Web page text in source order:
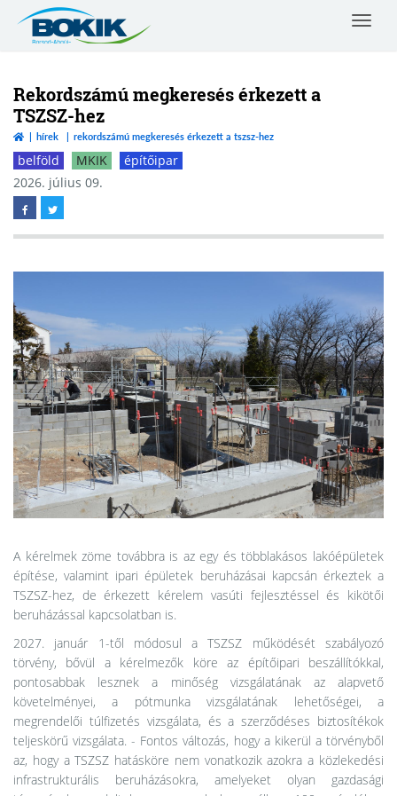
Zemplén
Vármegyei
Kereskedelmi
és
Iparkamara
Toggle
Rekordszámú megkeresés érkezett a
TSZSZ-hez
hírek rekordszámú megkeresés érkezett a tszsz-hez
belföld MKIK
építőipar
2026. július 09.
A kérelmek zöme továbbra is az egy és többlakásos lakóépületek
építése, valamint ipari épületek beruházásai kapcsán érkeztek a
TSZSZ-hez, de érkezett kérelem vasúti fejlesztéssel és kikötői
beruházással kapcsolatban is.
2027. január 1-től módosul a TSZSZ működését szabályozó
törvény, bővül a kérelmezők köre az építőipari beszállítókkal,
pontosabbak lesznek a minőség vizsgálatának az alapvető
követelményei, a pótmunka vizsgálatának lehetőségei, a
megrendelői túlfizetés vizsgálata, és a szerződéses biztosítékok
teljeskörű vizsgálata. - Fontos változás, hogy a kikerül a törvényből
az, hogy a TSZSZ hatásköre nem vonatkozik azokra a közlekedési
infrastrukturális beruházásokra, amelyeket olyan gazdasági